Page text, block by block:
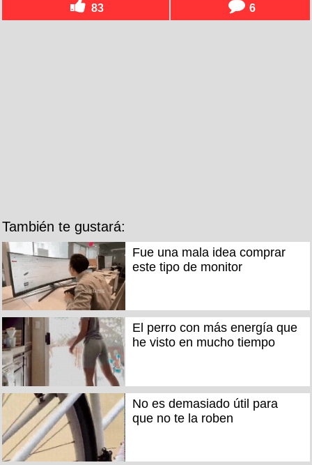
83 6
También te gustará:
Fue una mala idea comprar
este tipo de monitor
El perro con más energía que
he visto en mucho tiempo
No es demasiado útil para
que no te la roben